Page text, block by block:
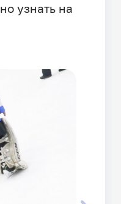
узнать на